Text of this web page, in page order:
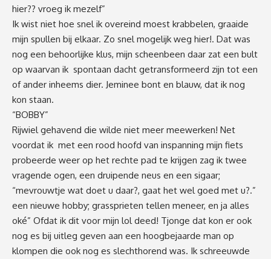
hier?? vroeg ik mezelf”
Ik wist niet hoe snel ik overeind moest krabbelen, graaide
mijn spullen bij elkaar. Zo snel mogelijk weg hier!. Dat was
nog een behoorlijke klus, mijn scheenbeen daar zat een bult
op waarvan ik spontaan dacht getransformeerd zijn tot een
of ander inheems dier. Jeminee bont en blauw, dat ik nog
kon staan.
“BOBBY”
Rijwiel gehavend die wilde niet meer meewerken! Net
voordat ik met een rood hoofd van inspanning mijn fiets
probeerde weer op het rechte pad te krijgen zag ik twee
vragende ogen, een druipende neus en een sigaar;
“mevrouwtje wat doet u daar?, gaat het wel goed met u?.”
een nieuwe hobby; grassprieten tellen meneer, en ja alles
oké” Ofdat ik dit voor mijn lol deed! Tjonge dat kon er ook
nog es bij uitleg geven aan een hoogbejaarde man op
klompen die ook nog es slechthorend was. Ik schreeuwde